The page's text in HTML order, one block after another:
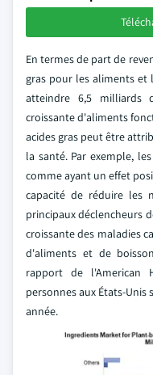
En termes de part de
gras pour les aliments et
atteindre 6,5 milliards
croissante d'aliments
acides gras peut être
la santé. Par exemple,
comme ayant un effet
capacité de réduire les
principaux déclencheurs
croissante des maladies
d'aliments et de
rapport de l'American
personnes aux États-
année.